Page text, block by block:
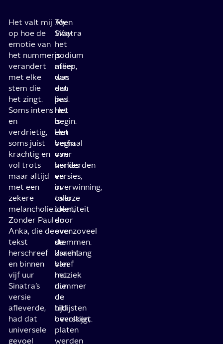
Het valt mij
op hoe de
emotie van
het nummer
verandert
met elke
stem die
het zingt.
Soms intens
en
verdrietig,
soms juist
krachtig en
vol trots
maar altijd
met een
zekere
melancholie.
Zonder Paul
Anka, die de
tekst
herschreef
en binnen
vijf uur
Sinatra’s
versie
afleverde,
had dat
universele
gevoel
Toen
Sinatra
het
podium
afliep,
was
dat
pas
het
begin.
Het
begin
van
honderden
versies,
in
talloze
talen,
door
evenzoveel
stemmen.
Jarenlang
bleef
het
nummer
de
hitlijsten
bevolken,
platen
werden
My
Way
is
meer
dan
een
lied.
Het
is
een
verhaal
over
verlies
en
overwinning,
over
identiteit
en
over
de
kracht
van
muziek
die
de
tijd
overstijgt.